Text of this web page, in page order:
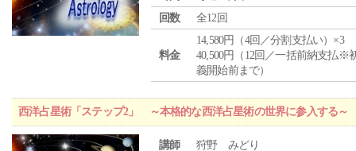
回数
全12回
料金
14,580円（4回／分割支払い）×3
40,500円（12回／一括前納支払※
義開始前まで）
西洋占星術「ステップ2」 ～本格的な西洋占星術の世界に参入する～
講師 狩野 みどり